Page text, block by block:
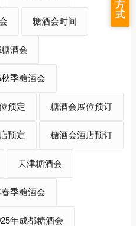
糖酒会时间
酒会
秋季糖酒会
预定 糖酒会展位预订
预定 糖酒会酒店预订
天津糖酒会
季糖酒会
年成都糖酒会
方
式